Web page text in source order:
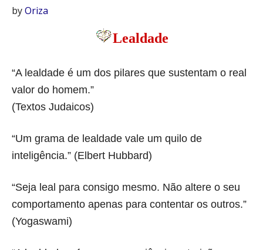
byOriza
Lealdade
“A lealdade é um dos pilares que sustentam o real
valor do homem.”
(Textos Judaicos)
“Um grama de lealdade vale um quilo de
inteligência.” (Elbert Hubbard)
“Seja leal para consigo mesmo. Não altere o seu
comportamento apenas para contentar os outros.”
(Yogaswami)